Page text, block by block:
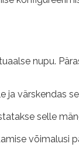
nupu.
ja värskendas
selle